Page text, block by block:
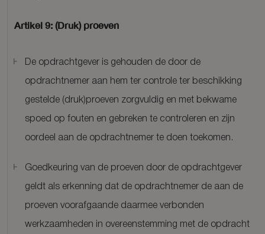
Artikel 9: (Druk) proeven
De opdrachtgever is gehouden de door de
opdrachtnemer aan hem ter controle ter beschikking
gestelde (druk)proeven zorgvuldig en met bekwame
spoed op fouten en gebreken te controleren en zijn
oordeel aan de opdrachtnemer te doen toekomen.
Goedkeuring van de proeven door de opdrachtgever
geldt als erkenning dat de opdrachtnemer de aan de
proeven voorafgaande daarmee verbonden
werkzaamheden in overeenstemming met de opdracht